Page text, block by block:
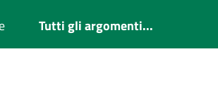
Tutti gli argomenti...